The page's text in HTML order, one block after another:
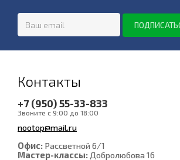
Контакты
+7 (950) 55-33-833
Звоните с 9:00 до 18:00
nootop@mail.ru
Офис: Рассветной 6/1
Мастер-классы: Добролюбова 16